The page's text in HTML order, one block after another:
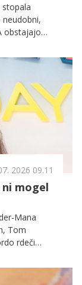
obstajajo
ne ustvarjajo
2026 09.11
ni mogel
Mana
Tom
rdeči